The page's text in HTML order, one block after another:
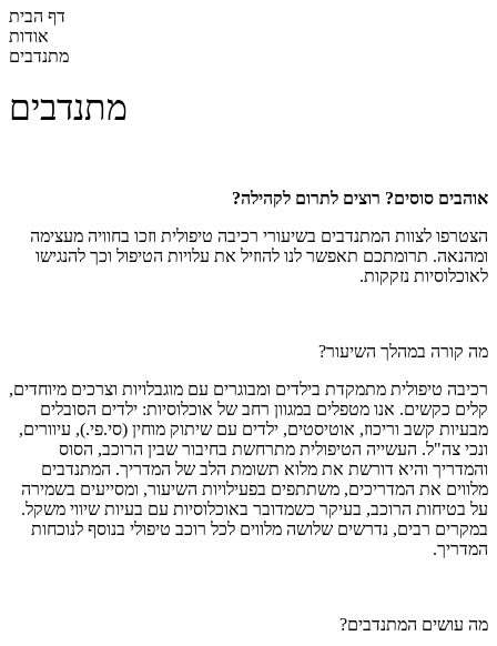
דף הבית
אודות
מתנדבים
מתנדבים
אוהבים סוסים? רוצים לתרום לקהילה?
הצטרפו לצוות המתנדבים בשיעורי רכיבה טיפולית וזכו בחוויה מעצימה
ומהנאה. תרומתכם תאפשר לנו להוזיל את עלויות הטיפול וכך להנגישו
לאוכלוסיות נזקקות.
מה קורה במהלך השיעור?
רכיבה טיפולית מתמקדת בילדים ומבוגרים עם מוגבלויות וצרכים מיוחדים,
קלים כקשים. אנו מטפלים במגוון רחב של אוכלוסיות: ילדים הסובלים
מבעיות קשב וריכוז, אוטיסטים, ילדים עם שיתוק מוחין (סי.פי.), עיוורים,
ונכי צה"ל. העשייה הטיפולית מתרחשת בחיבור שבין הרוכב, הסוס
והמדריך והיא דורשת את מלוא תשומת הלב של המדריך. המתנדבים
מלווים את המדריכים, משתתפים בפעילויות השיעור, ומסייעים בשמירה
על בטיחות הרוכב, בעיקר כשמדובר באוכלוסיות עם בעיות שיווי משקל.
במקרים רבים, נדרשים שלושה מלווים לכל רוכב טיפולי בנוסף לנוכחות
המדריך.
מה עושים המתנדבים?